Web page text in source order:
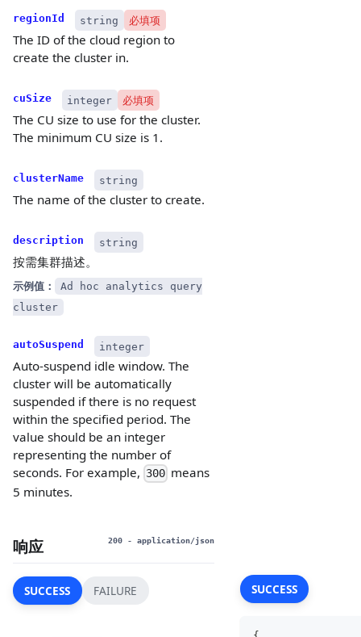
regionId string 必填项
The ID of the cloud region to
create the cluster in.
cuSize integer 必填项
The CU size to use for the cluster.
The minimum CU size is 1.
clusterName string
The name of the cluster to create.
description string
按需集群描述。
示例值：
Ad hoc analytics query
cluster
autoSuspend integer
Auto-suspend idle window. The
cluster will be automatically
suspended if there is no request
within the specified period. The
value should be an integer
representing the number of
seconds. For example, 300 means
5 minutes.
响应 200 - application/json
SUCCESS FAILURE SUCCESS